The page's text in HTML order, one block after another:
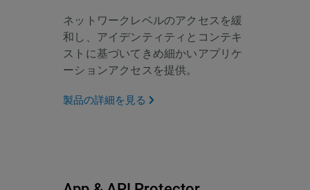
ネットワークレベルのアクセスを緩
和し、アイデンティティとコンテキ
ストに基づいてきめ細かいアプリケ
ーションアクセスを提供。
製品の詳細を見る